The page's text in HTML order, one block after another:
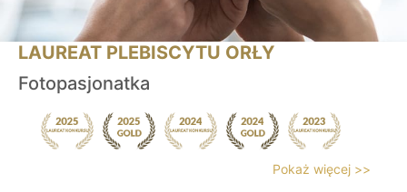
LAUREAT PLEBISCYTU ORŁY
Fotopasjonatka
Pokaż więcej >>